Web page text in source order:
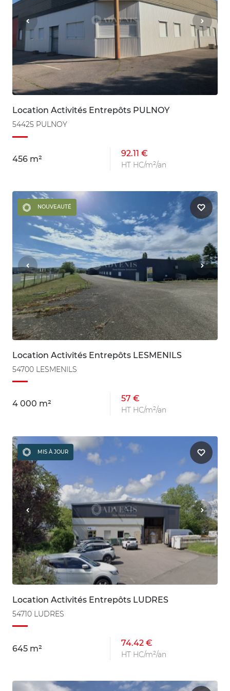
Location Activités Entrepôts PULNOY
54425 PULNOY
456 m²
92.11 €
HT HC/m²/an
NOUVEAUTÉ
Location Activités Entrepôts LESMENILS
54700 LESMENILS
4 000 m²
57 €
HT HC/m²/an
MIS À JOUR
Location Activités Entrepôts LUDRES
54710 LUDRES
645 m²
74.42 €
HT HC/m²/an